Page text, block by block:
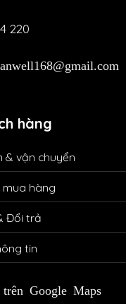
220
hàng
& vận chuyển
mua hàng
Đổi trả
tin
Google Maps